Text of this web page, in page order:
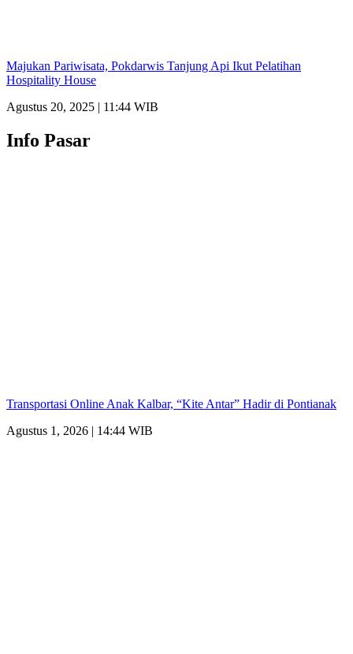
Majukan Pariwisata, Pokdarwis Tanjung Api Ikut Pelatihan
Hospitality House
Agustus 20, 2025 | 11:44 WIB
Info Pasar
Transportasi Online Anak Kalbar, “Kite Antar” Hadir di Pontianak
Agustus 1, 2026 | 14:44 WIB